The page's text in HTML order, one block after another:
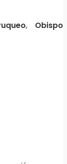
, Obispo